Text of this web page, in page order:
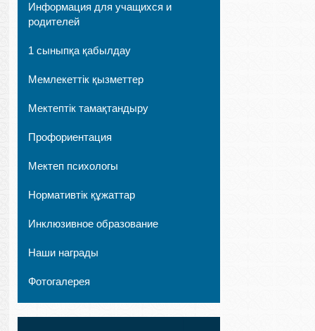
Информация для учащихся и
родителей
1 сыныпқа қабылдау
Мемлекеттік қызметтер
Мектептік тамақтандыру
Профориентация
Мектеп психологы
Нормативтік құжаттар
Инклюзивное образование
Наши награды
Фотогалерея